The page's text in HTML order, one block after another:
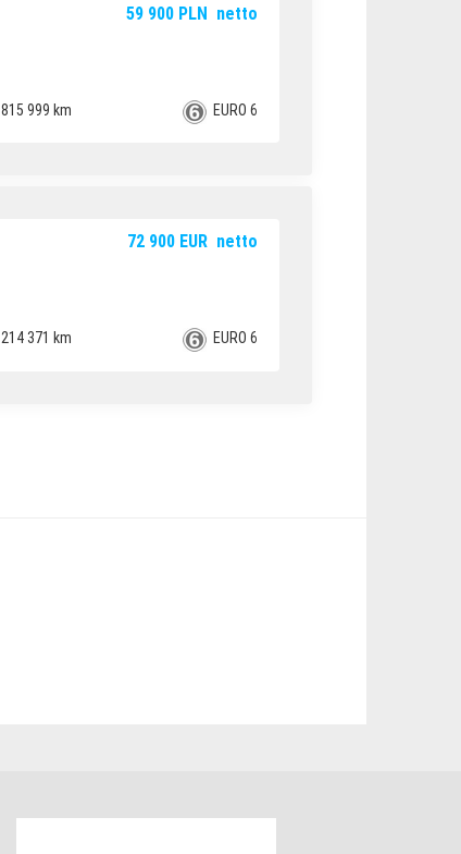
59 900 PLN netto
815 999 km EURO 6
72 900 EUR netto
214 371 km EURO 6